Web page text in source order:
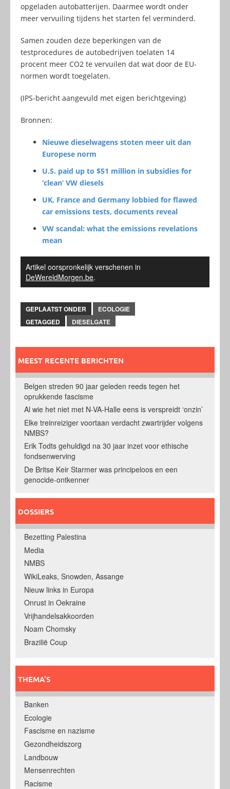
opgeladen autobatterijen. Daarmee wordt onder
meer vervuiling tijdens het starten fel verminderd.
Samen zouden deze beperkingen van de
testprocedures de autobedrijven toelaten 14
procent meer CO2 te vervuilen dat wat door de EU-
normen wordt toegelaten.
(IPS-bericht aangevuld met eigen berichtgeving)
Bronnen:
Nieuwe dieselwagens stoten meer uit dan
Europese norm
U.S. paid up to $51 million in subsidies for
‘clean’ VW diesels
UK, France and Germany lobbied for flawed
car emissions tests, documents reveal
VW scandal: what the emissions revelations
mean
Artikel oorspronkelijk verschenen in
DeWereldMorgen.be.
GEPLAATST ONDER
ECOLOGIE
GETAGGED
DIESELGATE
MEEST RECENTE BERICHTEN
Belgen streden 90 jaar geleden reeds tegen het
oprukkende fascisme
Al wie het niet met N-VA-Halle eens is verspreidt ‘onzin’
Elke treinreiziger voortaan verdacht zwartrijder volgens
NMBS?
Erik Todts gehuldigd na 30 jaar inzet voor ethische
fondsenwerving
De Britse Keir Starmer was principeloos en een
genocide-ontkenner
DOSSIERS
Bezetting Palestina
Media
NMBS
WikiLeaks, Snowden, Assange
Nieuw links in Europa
Onrust in Oekraine
Vrijhandelsakkoorden
Noam Chomsky
Brazilië Coup
THEMA’S
Banken
Ecologie
Fascisme en nazisme
Gezondheidszorg
Landbouw
Mensenrechten
Racisme